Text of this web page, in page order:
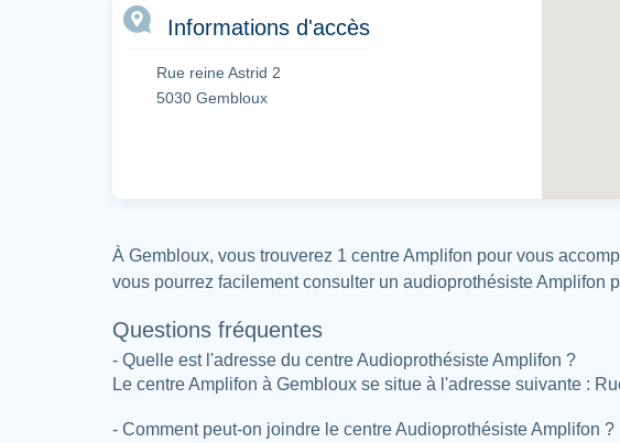
Informations d'accès
Rue reine Astrid 2
5030 Gembloux
À Gembloux, vous trouverez 1 centre Amplifon pour vous
vous pourrez facilement consulter un audioprothésiste Amplifon
Questions fréquentes
- Quelle est l'adresse du centre Audioprothésiste Amplifon ?
Le centre Amplifon à Gembloux se situe à l'adresse suivante :
- Comment peut-on joindre le centre Audioprothésiste Amplifon ?